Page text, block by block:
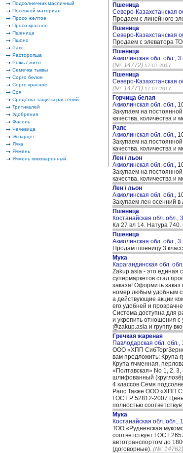
Подсолнечник масличный
Посевной материал
Просо желтое
Просо красное
Пшеница
Пшоно
Рапс
Расторопша
Рожь / жито
Семечка тыквы
Сорго белое
Сорго красное
Соя
Средства защиты растений
Тритикалей
Удобрения
Фасоль
Чечевица
Эспарцет
Ячка
Ячмень
Ячмень пивоваренный
Пшеница
Северо-Казахстанская
Продаем с линейного
Пшеница
Северо-Казахстанская
Продаем с элеватора
Пшеница
Акмолинская обл. обл., 3
(№: 14772) 17-07-2017
Пшеница
Северо-Казахстанская
(№: 14771) 17-07-2017
Горчица белая
Акмолинская обл. обл.,
Закупаем на
качества, количества
Рапс
Акмолинская обл. обл.,
Закупаем на
качества, количества
Лен / льон
Акмолинская обл. обл.,
Закупаем на
качества, количества
Лен / льон
Акмолинская обл. обл.,
Закупаем лен осенний в
Пшеница
Костанайская обл. обл.,
Кл 27 вл 14. Натура
Пшеница
Акмолинская обл. обл., 3
Продам пшеницу 3 класс
Мука
Карагандинская обл.
Zakup.asia - это единая
супермаркетов стал
заказа! Оформить
номер любым удобным
а действующие акции
его удобней и
Система доступна для
и укрепить отношения
@zakup.asia и группу
Гречкая жареная
Павлодарская обл. обл.,
ООО «ХПП
вам предложить: Крупа
Крупа ячменная,
«Полтавская» No 1, 2,
шлифованный
4 классов Семя
Рапс Также ООО «ХПП
ГОСТ Р 52812-2007 Цены
полностью
Мука
Костанайская обл. обл.,
ТОО «Рудненская
соответствует ГОСТ
автотранспортом до
(договорные). (№: 14762)